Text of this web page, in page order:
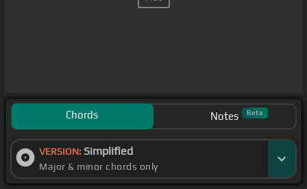
Chords Notes Beta
VERSION: Simplified
Major & minor chords only